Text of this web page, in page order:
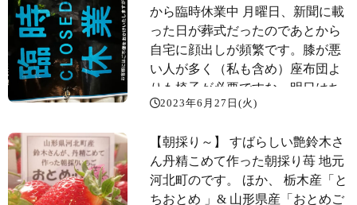
から臨時休業中 月曜日、新聞に載
った日が葬式だったのであとから
自宅に顔出しが頻繁です。膝が悪
い人が多く（私も含め）座布団よ
りも椅子が必要ですな。明日はち
ょうど定休日なので、明後日の木
はやすんでいますが、給食配達の
裏方たちは休みなく頑張っていま
す。クラケースのメーカーという
ことで献麦酒をありがとうござい
2023年6月27日(火)
【朝採り～️】 すばらしい艶️鈴木さ
ん丹精こめて作った朝採り苺 地元
河北町のです。 ほか、 栃木産「と
ちおとめ 」& 山形県産「おとめご